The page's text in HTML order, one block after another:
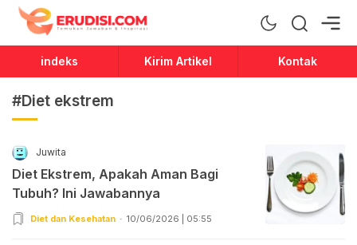
Erudisi
Temukan Jawaban dan Inspirasi
indeks Kirim Artikel Kontak
#Diet ekstrem
Juwita
Diet Ekstrem, Apakah Aman Bagi
Tubuh? Ini Jawabannya
Diet dan Kesehatan 10/06/2026 | 05:55